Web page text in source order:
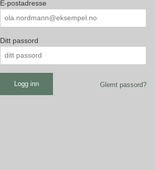
E-postadresse
Ditt passord
Glemt passord?